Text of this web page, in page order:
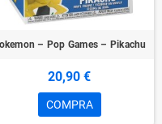
– Pop Games – Pikachu
20,90 €
COMPRA